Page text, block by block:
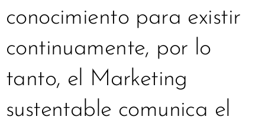
conocimiento para existir
continuamente, por lo
tanto, el Marketing
sustentable comunica el